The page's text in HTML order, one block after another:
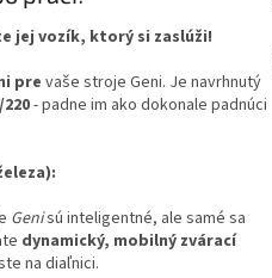
jej vozík, ktorý si zaslúži!
prevaše stroje Geni. Je navrhnutý
- padne im ako dokonale padnúci
Genisú inteligentné, ale samé sa
dynamický, mobilný zvárací
na diaľnici.